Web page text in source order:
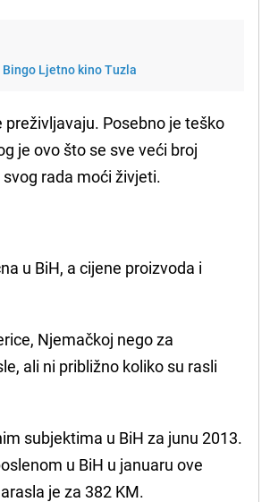
Ljetno kino Tuzla
preživljavaju. Posebno je teško
je ovo što se sve veći broj
rada moći živjeti.
u BiH, a cijene proizvoda i
Njemačkoj nego za
ali ni približno koliko su rasli
subjektima u BiH za junu 2013.
u BiH u januaru ove
je za 382 KM.